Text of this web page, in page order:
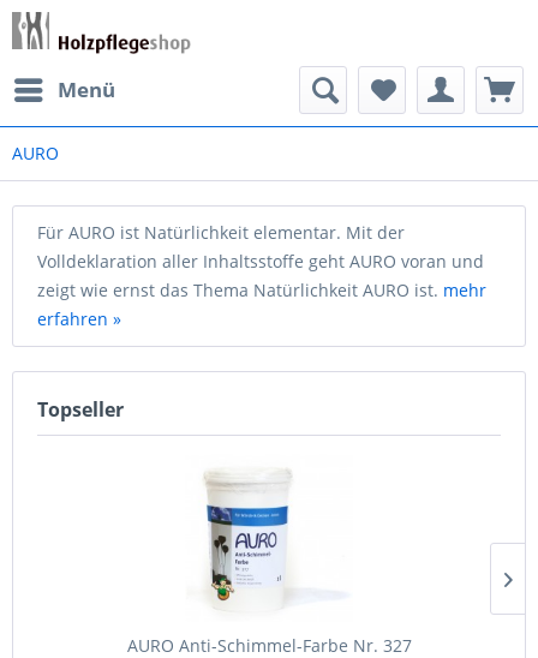
Menü
AURO
Für AURO ist Natürlichkeit elementar. Mit der
Volldeklaration aller Inhaltsstoffe geht AURO voran und
zeigt wie ernst das Thema Natürlichkeit AURO ist. mehr
erfahren »
Topseller
AURO Anti-Schimmel-Farbe Nr. 327